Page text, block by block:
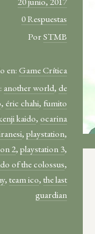
0 Respuestas
PorSTMB
en:Game Crítica
another world, de
, éric chahi, fumito
kaido, ocarina
,playstation,
2,playstation 3,
of the colossus,
,team ico,the last
guardian